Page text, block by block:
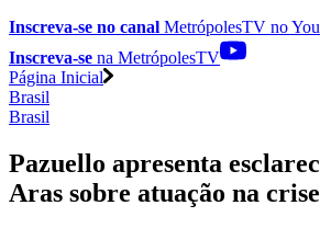
Inscreva-se no canal MetrópolesTV no
Inscreva-se na MetrópolesTV
Página Inicial
Brasil
Brasil
Pazuello apresenta
Aras sobre atuação na